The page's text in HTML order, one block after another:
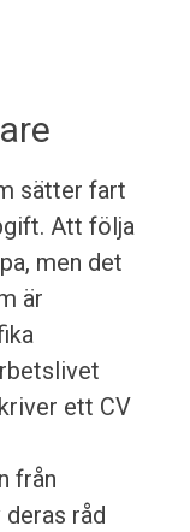
sätter fart
Att följa
men det
är
ett CV
från
råd